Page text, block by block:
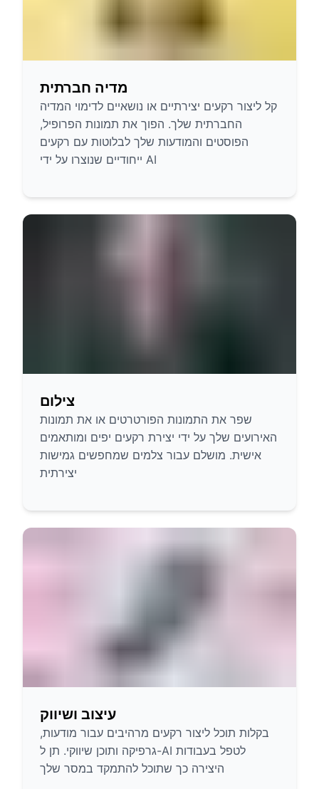
מדיה חברתית
קל ליצור רקעים יצירתיים או נושאיים לדימוי המדיה
החברתית שלך. הפוך את תמונות הפרופיל,
הפוסטים והמודעות שלך לבלוטות עם רקעים
ייחודיים שנוצרו על ידי AI
צילום
שפר את התמונות הפורטרטים או את תמונות
האירועים שלך על ידי יצירת רקעים יפים ומותאמים
אישית. מושלם עבור צלמים שמחפשים גמישות
יצירתית
עיצוב ושיווק
בקלות תוכל ליצור רקעים מרהיבים עבור מודעות,
גרפיקה ותוכן שיווקי. תן ל-AI לטפל בעבודות
היצירה כך שתוכל להתמקד במסר שלך